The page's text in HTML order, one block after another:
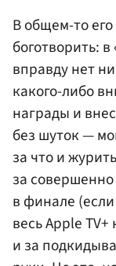
В общем-то его
боготворить:
вправду нет
какого-либо
награды и
без шуток —
за что и
за
в финале
весь Apple
и за